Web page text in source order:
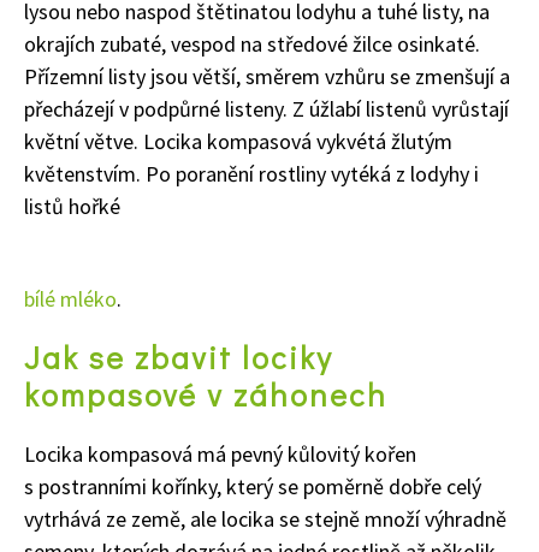
lysou nebo naspod štětinatou lodyhu a tuhé listy, na
okrajích zubaté, vespod na středové žilce osinkaté.
Přízemní listy jsou větší, směrem vzhůru se zmenšují a
přecházejí v podpůrné listeny. Z úžlabí listenů vyrůstají
květní větve. Locika kompasová vykvétá žlutým
květenstvím. Po poranění rostliny vytéká z lodyhy i
listů hořké
bílé mléko.
Jak se zbavit lociky
kompasové v záhonech
Locika kompasová má pevný kůlovitý kořen
s postranními kořínky, který se poměrně dobře celý
vytrhává ze země, ale locika se stejně množí výhradně